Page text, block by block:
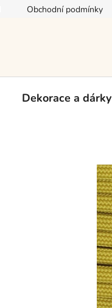
Obchodní podmínky
Dekorace a dárky